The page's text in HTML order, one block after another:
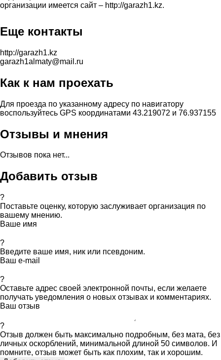
организации имеется сайт – http://garazh1.kz.
Еще контакты
http://garazh1.kz
garazh1almaty@mail.ru
Как к нам проехать
Для проезда по указанному адресу по навигатору
воспользуйтесь GPS координатами 43.219072 и 76.937155
Отзывы и мнения
Отзывов пока нет...
Добавить отзыв
?
Поставьте оценку, которую заслуживает организация по
вашему мнению.
Ваше имя
?
Введите ваше имя, ник или псевдоним.
Ваш e-mail
?
Оставьте адрес своей электронной почты, если желаете
получать уведомления о новых отзывах и комментариях.
Ваш отзыв
?
Отзыв должен быть максимально подробным, без мата, без
личных оскорблений, минимальной длиной 50 символов. И
помните, отзыв может быть как плохим, так и хорошим.